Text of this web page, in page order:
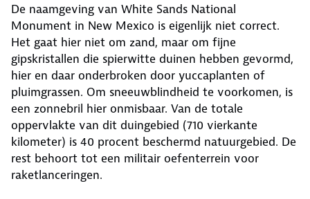
De naamgeving van White Sands National
Monument in New Mexico is eigenlijk niet correct.
Het gaat hier niet om zand, maar om fijne
gipskristallen die spierwitte duinen hebben gevormd,
hier en daar onderbroken door yuccaplanten of
pluimgrassen. Om sneeuwblindheid te voorkomen, is
een zonnebril hier onmisbaar. Van de totale
oppervlakte van dit duingebied (710 vierkante
kilometer) is 40 procent beschermd natuurgebied. De
rest behoort tot een militair oefenterrein voor
raketlanceringen.